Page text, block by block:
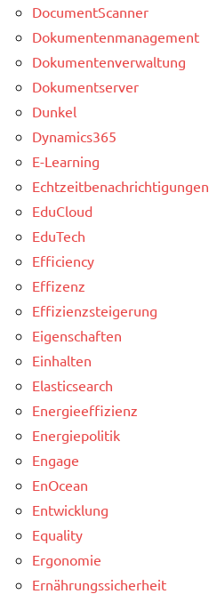
DocumentScanner
Dokumentenmanagement
Dokumentenverwaltung
Dokumentserver
Dunkel
Dynamics365
E-Learning
Echtzeitbenachrichtigungen
EduCloud
EduTech
Efficiency
Effizenz
Effizienzsteigerung
Eigenschaften
Einhalten
Elasticsearch
Energieeffizienz
Energiepolitik
Engage
EnOcean
Entwicklung
Equality
Ergonomie
Ernährungssicherheit